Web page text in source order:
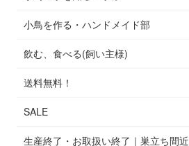
小鳥を作る・ハンドメイド部
飲む、食べる(飼い主様)
送料無料！
SALE
生産終了・お取扱い終了｜巣立ち間近